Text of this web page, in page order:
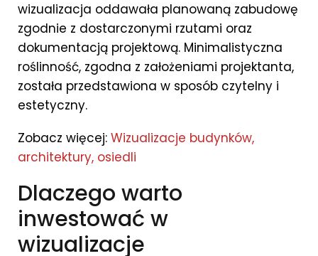
wizualizacja oddawała planowaną zabudowę
zgodnie z dostarczonymi rzutami oraz
dokumentacją projektową. Minimalistyczna
roślinność, zgodna z założeniami projektanta,
została przedstawiona w sposób czytelny i
estetyczny.
Zobacz więcej: Wizualizacje budynków,
architektury, osiedli
Dlaczego warto
inwestować w
wizualizacje